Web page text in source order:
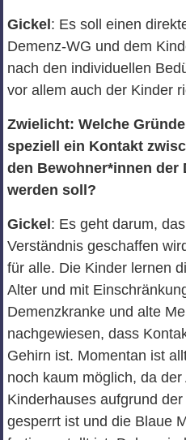
Gickel : Es soll einen
Demenz-WG und dem
nach den individuellen
vor allem auch der Kinder
Zwielicht: Welche
speziell ein Kontakt
den Bewohner*innen der
werden soll?
Gickel : Es geht darum,
Verständnis geschaffen
für alle. Die Kinder lernen
Alter und mit
Demenzkranke und alte
nachgewiesen, dass
Gehirn ist. Momentan ist
noch kaum möglich, da
Kinderhauses aufgrund
gesperrt ist und die Blaue